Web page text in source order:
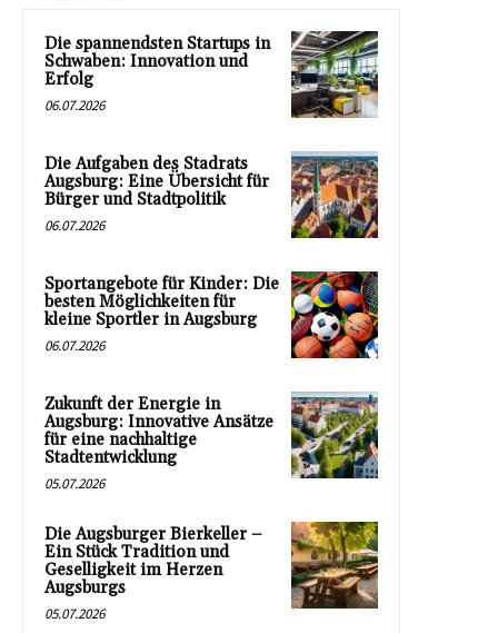
Die spannendsten Startups in
Schwaben: Innovation und
Erfolg
06.07.2026
Die Aufgaben des Stadrats
Augsburg: Eine Übersicht für
Bürger und Stadtpolitik
06.07.2026
Sportangebote für Kinder: Die
besten Möglichkeiten für
kleine Sportler in Augsburg
06.07.2026
Zukunft der Energie in
Augsburg: Innovative Ansätze
für eine nachhaltige
Stadtentwicklung
05.07.2026
Die Augsburger Bierkeller –
Ein Stück Tradition und
Geselligkeit im Herzen
Augsburgs
05.07.2026